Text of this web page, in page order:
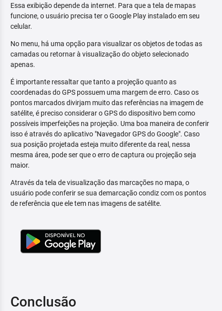
Essa exibição depende da internet. Para que a tela de mapas
funcione, o usuário precisa ter o Google Play instalado em seu
celular.
No menu, há uma opção para visualizar os objetos de todas as
camadas ou retornar à visualização do objeto selecionado
apenas.
É importante ressaltar que tanto a projeção quanto as
coordenadas do GPS possuem uma margem de erro. Caso os
pontos marcados divirjam muito das referências na imagem de
satélite, é preciso considerar o GPS do dispositivo bem como
possíveis imperfeições na projeção. Uma boa maneira de conferir
isso é através do aplicativo "Navegador GPS do Google". Caso
sua posição projetada esteja muito diferente da real, nessa
mesma área, pode ser que o erro de captura ou projeção seja
maior.
Através da tela de visualização das marcações no mapa, o
usuário pode conferir se sua demarcação condiz com os pontos
de referência que ele tem nas imagens de satélite.
Conclusão